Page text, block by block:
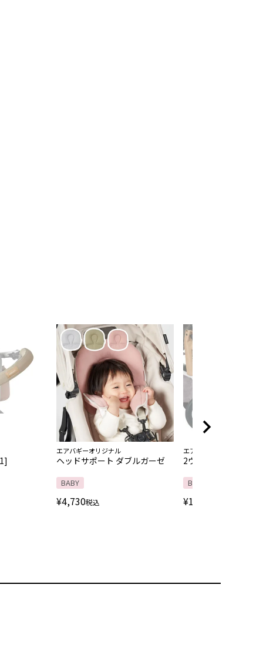
エアバギーオリジナル
ヘッドサポート ダブルガーゼ
BABY
¥4,730税込
エアバギー専用ステップボ
2ウェイボードEX
BABY
¥19,800